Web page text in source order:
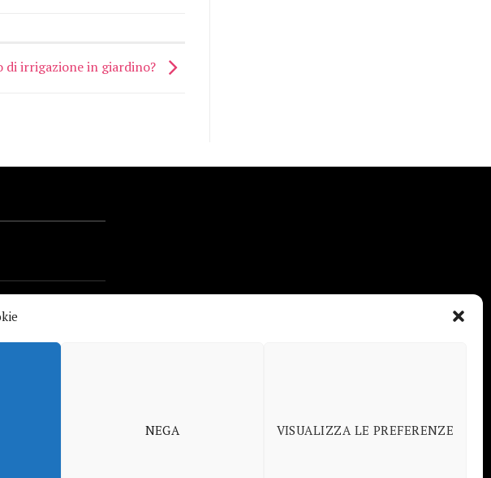
NEGA VISUALIZZA LE PREFERENZE
irrigazione in giardino?